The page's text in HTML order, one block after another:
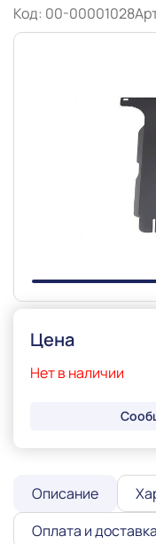
Код: 00-00001028
Цена
Нет в наличии
Описание
Оплата и доставка